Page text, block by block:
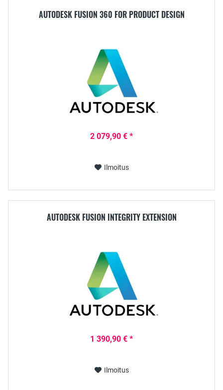
AUTODESK FUSION 360 FOR PRODUCT DESIGN
2 079,90 € *
Ilmoitus
AUTODESK FUSION INTEGRITY EXTENSION
1 390,90 € *
Ilmoitus